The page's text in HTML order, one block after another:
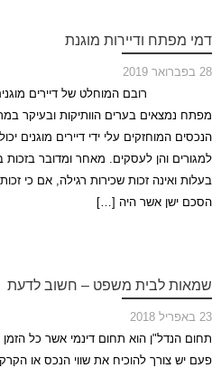
דמי מפתח ודיירות מוגנת
28 בפברואר 2019
רובם המוחלט של דיירים מוגנים
מפתח נמצאים בערים הוותיקות ובעיקר
הנכסים המוחזקים עלי ידי דיירים מוגנים
למגורים והן לעסקים. מאחר ומדובר בזכות
בעלות ואינה זכות שכירות רגילה, אם כי
הסכם ישן אשר היה […]
שמאות לבית משפט – חשוב לדעת
23 באפריל 2018
תחום הנדל"ן הוא תחום דינמי אשר כל הזמן
פעם יש צורך להוכיח את שווי הנכס או